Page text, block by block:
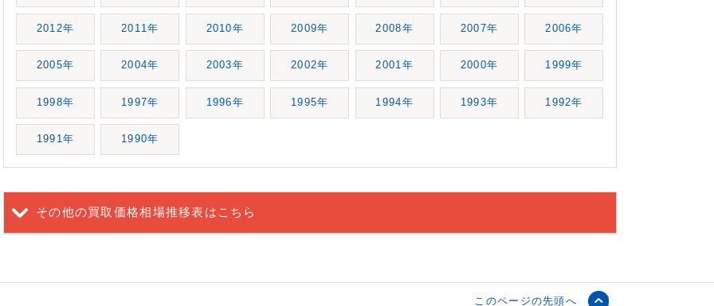
2012年 2011年 2010年 2009年 2008年 2007年 2006年
2005年 2004年 2003年 2002年 2001年 2000年 1999年
1998年 1997年 1996年 1995年 1994年 1993年 1992年
1991年 1990年
その他の買取価格相場推移表はこちら
このページの先頭へ